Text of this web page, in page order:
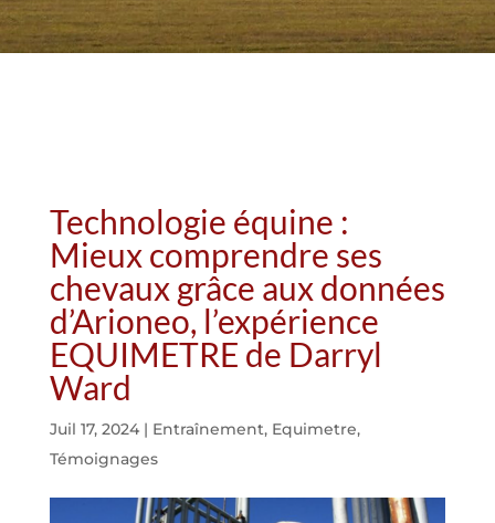
Technologie équine :
Mieux comprendre ses
chevaux grâce aux données
d’Arioneo, l’expérience
EQUIMETRE de Darryl
Ward
Juil 17, 2024| Entraînement, Equimetre,
Témoignages